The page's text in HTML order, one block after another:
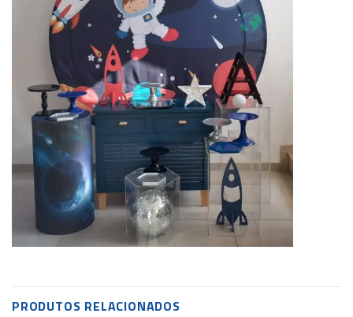
PRODUTOS RELACIONADOS